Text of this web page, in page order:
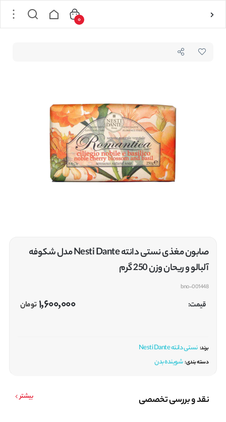
0
صابون مغذی نستی دانته Nesti Dante مدل شکوفه
آلبالو و ریحان وزن 250 گرم
bno-001448
قیمت: 1,600,000 تومان
برند: نستی دانته Nesti Dante
دسته بندی: شوینده بدن
نقد و بررسی تخصصی بیشتر